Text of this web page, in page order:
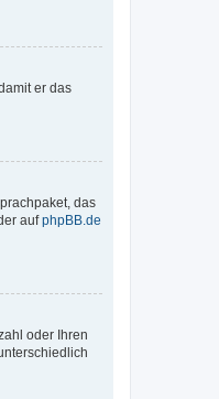
er das
das
aufphpBB.de
oder Ihren